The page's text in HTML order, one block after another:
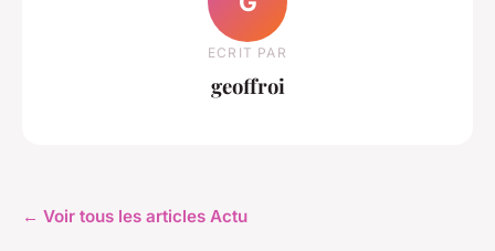
ECRIT PAR
geoffroi
← Voir tous les articles Actu